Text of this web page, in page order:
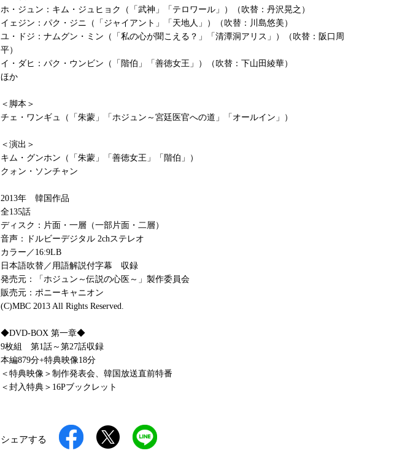
ホ・ジュン：キム・ジュヒョク（「武神」「テロワール」）（吹替：丹沢晃之）
イェジン：パク・ジニ（「ジャイアント」「天地人」）（吹替：川島悠美）
ユ・ドジ：ナムグン・ミン（「私の心が聞こえる？」「清潭洞アリス」）（吹替：阪口周
平）
イ・ダヒ：パク・ウンビン（「階伯」「善徳女王」）（吹替：下山田綾華）
ほか
＜脚本＞
チェ・ワンギュ（「朱蒙」「ホジュン～宮廷医官への道」「オールイン」）
＜演出＞
キム・グンホン（「朱蒙」「善徳女王」「階伯」）
クォン・ソンチャン
2013年 韓国作品
全135話
ディスク：片面・一層（一部片面・二層）
音声：ドルビーデジタル 2chステレオ
カラー／16:9LB
日本語吹替／用語解説付字幕 収録
発売元：「ホジュン～伝説の心医～」製作委員会
販売元：ポニーキャニオン
(C)MBC 2013 All Rights Reserved.
◆DVD-BOX 第一章◆
9枚組 第1話～第27話収録
本編879分+特典映像18分
＜特典映像＞制作発表会、韓国放送直前特番
＜封入特典＞16Pブックレット
シェアする